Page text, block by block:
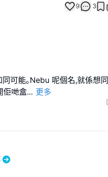
9 3
可能｡Nebu 呢個名,就係想同
佢哋盒... 更多